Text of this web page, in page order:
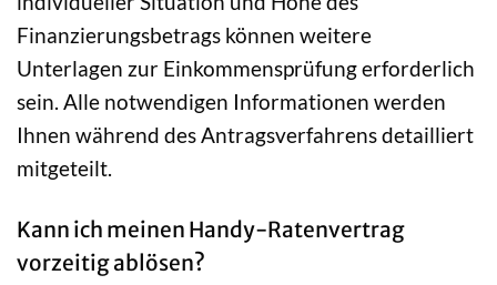
Finanzierungsbetrags können weitere
Unterlagen zur Einkommensprüfung erforderlich
sein. Alle notwendigen Informationen werden
Ihnen während des Antragsverfahrens detailliert
mitgeteilt.
Kann ich meinen Handy-Ratenvertrag
vorzeitig ablösen?